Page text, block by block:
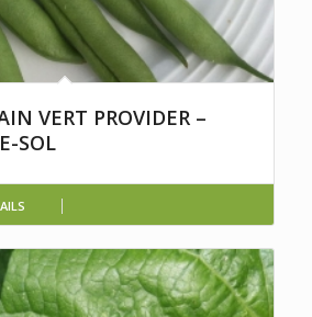
VERT PROVIDER –
SOL